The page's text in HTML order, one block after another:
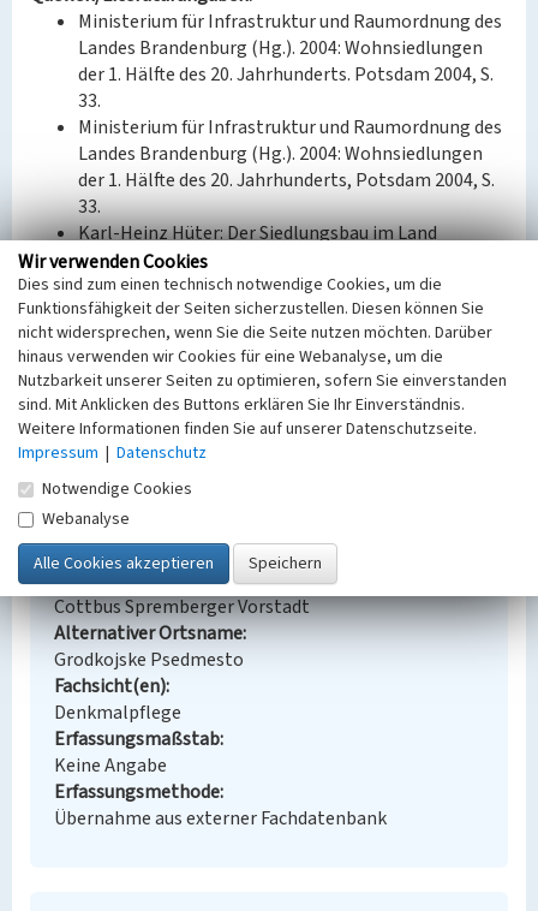
Ministerium für Infrastruktur und Raumordnung des
Landes Brandenburg (Hg.). 2004: Wohnsiedlungen
der 1. Hälfte des 20. Jahrhunderts. Potsdam 2004, S.
33.
Ministerium für Infrastruktur und Raumordnung des
Landes Brandenburg (Hg.). 2004: Wohnsiedlungen
der 1. Hälfte des 20. Jahrhunderts, Potsdam 2004, S.
33.
Karl-Heinz Hüter: Der Siedlungsbau im Land
Brandenburg vom Ende des 19. bis Mitte des 20.
Jahrhunderts. Historische Studie und
Dokumentation, Schöneweide [1995], S. 104f.
BKM-Nummer: 32000358
(Erfassungsprojekt Lausitz, BLDAM 2023)
Wohnanlage Huttenplatz
Schlagwörter
Wohnanlage
Ort
Cottbus Spremberger Vorstadt
Alternativer Ortsname
Grodkojske Psedmesto
Fachsicht(en)
Denkmalpflege
Erfassungsmaßstab
Keine Angabe
Erfassungsmethode
Übernahme aus externer Fachdatenbank
Wir verwenden Cookies
Dies sind zum einen technisch notwendige Cookies, um die
Funktionsfähigkeit der Seiten sicherzustellen. Diesen können Sie
nicht widersprechen, wenn Sie die Seite nutzen möchten. Darüber
hinaus verwenden wir Cookies für eine Webanalyse, um die
Nutzbarkeit unserer Seiten zu optimieren, sofern Sie einverstanden
sind. Mit Anklicken des Buttons erklären Sie Ihr Einverständnis.
Weitere Informationen finden Sie auf unserer Datenschutzseite.
Impressum | Datenschutz
Notwendige Cookies
Webanalyse